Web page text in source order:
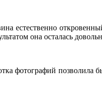
естественно
она осталась
фотографий позволила